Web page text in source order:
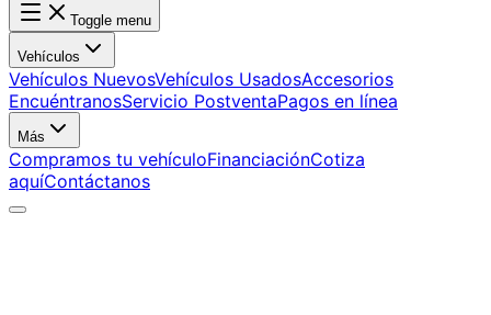
Toggle menu
Vehículos
Vehículos NuevosVehículos UsadosAccesorios
EncuéntranosServicio PostventaPagos en línea
Más
Compramos tu vehículoFinanciaciónCotiza
aquíContáctanos